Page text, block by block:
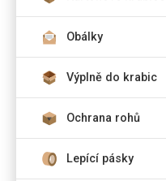
Obálky
Výplně do krabic
Ochrana rohů
Lepící pásky